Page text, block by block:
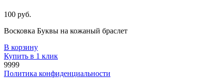
100 руб.
Восковка Буквы на кожаный браслет
В корзину
Купить в 1 клик
9999
Политика конфиденциальности